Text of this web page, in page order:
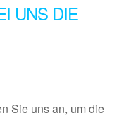
UNS DIE
Sie uns an, um die